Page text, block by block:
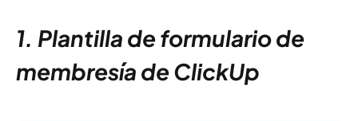
1. Plantilla de formulario de
membresía de ClickUp